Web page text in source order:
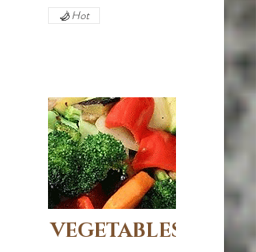
Hot
VEGETABLES 蔬菜